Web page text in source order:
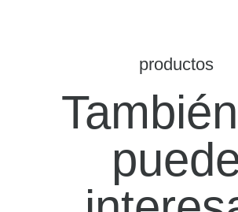
productos